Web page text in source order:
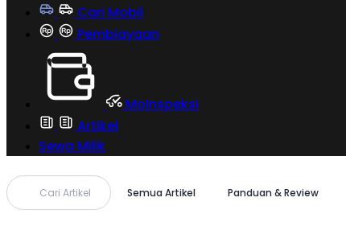
Cari Mobil
Pembiayaan
MoInspeksi
Artikel
Sewa Milik
Cari Artikel Semua Artikel Panduan & Review